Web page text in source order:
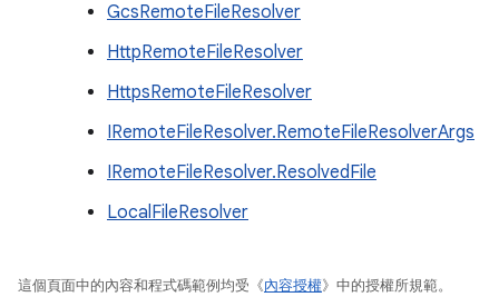
GcsRemoteFileResolver
HttpRemoteFileResolver
HttpsRemoteFileResolver
IRemoteFileResolver.RemoteFileResolverArgs
IRemoteFileResolver.ResolvedFile
LocalFileResolver
這個頁面中的內容和程式碼範例均受《內容授權》中的授權所規範。